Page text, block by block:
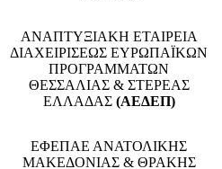
ΑΝΑΠΤΥΞΙΑΚΗ ΕΤΑΙΡΕΙΑ
ΔΙΑΧΕΙΡΙΣΕΩΣ ΕΥΡΩΠΑΪΚΩΝ
ΠΡΟΓΡΑΜΜΑΤΩΝ
ΘΕΣΣΑΛΙΑΣ & ΣΤΕΡΕΑΣ
ΕΛΛΑΔΑΣ (ΑΕΔΕΠ)
ΕΦΕΠΑΕ ΑΝΑΤΟΛΙΚΗΣ
ΜΑΚΕΔΟΝΙΑΣ & ΘΡΑΚΗΣ